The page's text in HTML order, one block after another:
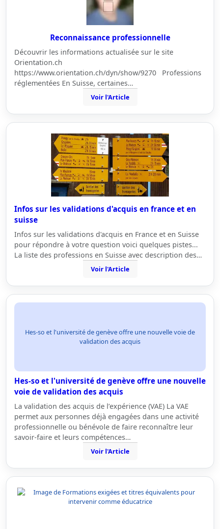
Reconnaissance professionnelle
Découvrir les informations actualisée sur le site
Orientation.ch
https://www.orientation.ch/dyn/show/9270 Professions
réglementées En Suisse, certaines…
Voir l'Article
Infos sur les validations d'acquis en france et en
suisse
Infos sur les validations d'acquis en France et en Suisse
pour répondre à votre question voici quelques pistes...
La liste des professions en Suisse avec description des…
Voir l'Article
Hes-so et l'université de genève offre une nouvelle voie de
validation des acquis
Hes-so et l'université de genève offre une nouvelle
voie de validation des acquis
La validation des acquis de l’expérience (VAE) La VAE
permet aux personnes déjà engagées dans une activité
professionnelle ou bénévole de faire reconnaître leur
savoir-faire et leurs compétences…
Voir l'Article